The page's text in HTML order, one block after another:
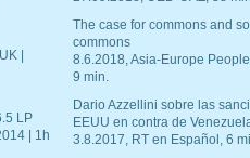
|
LP
| 1h
The case for commons and
commons
8.6.2018, Asia-Europe
9 min.
Dario Azzellini sobre las
EEUU en contra de
3.8.2017, RT en Español, 6